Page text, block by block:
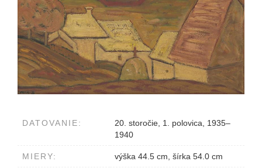
DATOVANIE:
20. storočie, 1. polovica, 1935–
1940
MIERY: výška 44.5 cm, šírka 54.0 cm